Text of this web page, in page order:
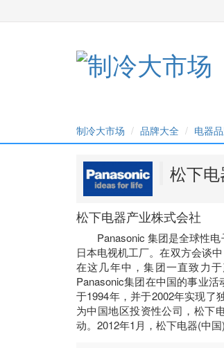
制冷大市场 品牌大全 电器
松下电
松下电器产业株式会社
Panasonic 集团是全球性
日本电视机工厂。在双方会谈
在这几年中，集团一直致力
Panasonic集团在中国的事业
于1994年，并于2002年实现了
为中国地区投资性公司，松下
动。2012年1月，松下电器(中